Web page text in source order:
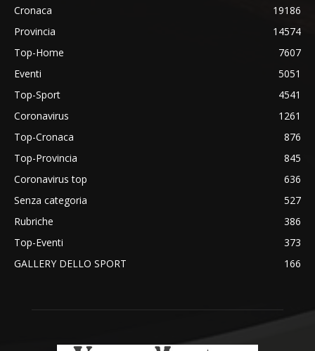
Cronaca
19186
Provincia
14574
Top-Home
7607
Eventi
5051
Top-Sport
4541
Coronavirus
1261
Top-Cronaca
876
Top-Provincia
845
Coronavirus top
636
Senza categoria
527
Rubriche
386
Top-Eventi
373
GALLERY DELLO SPORT
166